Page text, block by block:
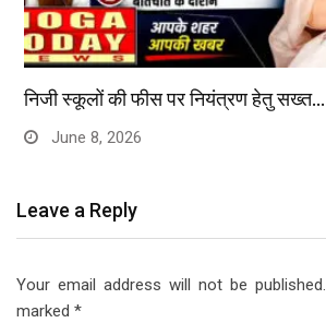
निजी स्कूलों की फीस पर नियंत्रण हेतु सख्त…
June 8, 2026
Leave a Reply
Your email address will not be published.
marked *